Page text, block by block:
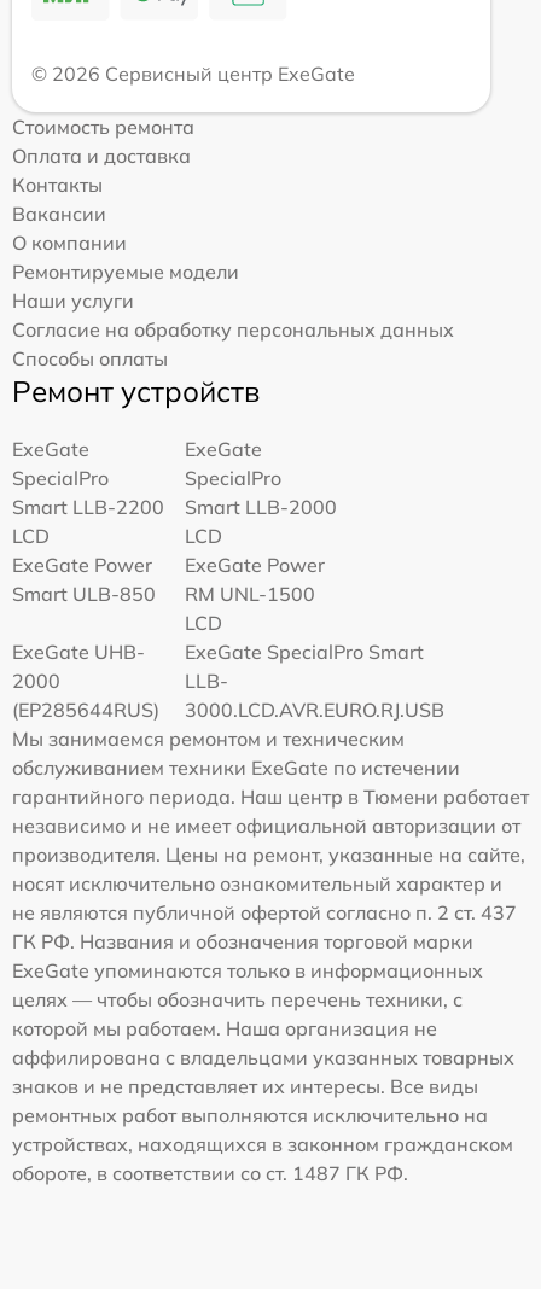
© 2026 Сервисный центр ExeGate
Стоимость ремонта
Оплата и доставка
Контакты
Вакансии
О компании
Ремонтируемые модели
Наши услуги
Согласие на обработку персональных данных
Способы оплаты
Ремонт устройств
ExeGate
SpecialPro
Smart LLB-2200
LCD
ExeGate
SpecialPro
Smart LLB-2000
LCD
ExeGate Power
Smart ULB-850
ExeGate Power
RM UNL-1500
LCD
ExeGate UHB-
2000
(EP285644RUS)
ExeGate SpecialPro Smart
LLB-
3000.LCD.AVR.EURO.RJ.USB
Мы занимаемся ремонтом и техническим
обслуживанием техники ExeGate по истечении
гарантийного периода. Наш центр в Тюмени работает
независимо и не имеет официальной авторизации от
производителя. Цены на ремонт, указанные на сайте,
носят исключительно ознакомительный характер и
не являются публичной офертой согласно п. 2 ст. 437
ГК РФ. Названия и обозначения торговой марки
ExeGate упоминаются только в информационных
целях — чтобы обозначить перечень техники, с
которой мы работаем. Наша организация не
аффилирована с владельцами указанных товарных
знаков и не представляет их интересы. Все виды
ремонтных работ выполняются исключительно на
устройствах, находящихся в законном гражданском
обороте, в соответствии со ст. 1487 ГК РФ.